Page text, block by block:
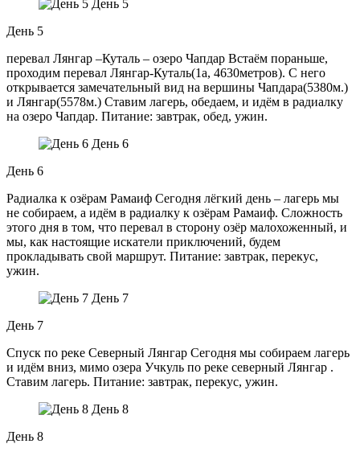
День 5
День 5
перевал Лянгар –Куталь – озеро Чапдар Встаём пораньше,
проходим перевал Лянгар-Куталь(1а, 4630метров). С него
открывается замечательный вид на вершины Чапдара(5380м.)
и Лянгар(5578м.) Ставим лагерь, обедаем, и идём в радиалку
на озеро Чапдар. Питание: завтрак, обед, ужин.
День 6
День 6
Радиалка к озёрам Рамаиф Сегодня лёгкий день – лагерь мы
не собираем, а идём в радиалку к озёрам Рамаиф. Сложность
этого дня в том, что перевал в сторону озёр малохоженный, и
мы, как настоящие искатели приключений, будем
прокладывать свой маршрут. Питание: завтрак, перекус,
ужин.
День 7
День 7
Спуск по реке Северный Лянгар Сегодня мы собираем лагерь
и идём вниз, мимо озера Учкуль по реке северный Лянгар .
Ставим лагерь. Питание: завтрак, перекус, ужин.
День 8
День 8